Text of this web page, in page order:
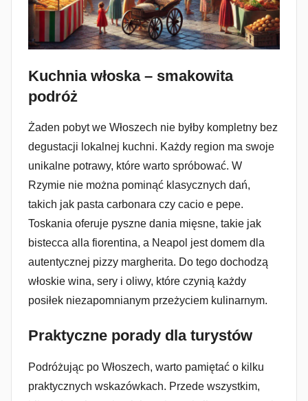
Kuchnia włoska – smakowita
podróż
Żaden pobyt we Włoszech nie byłby kompletny bez
degustacji lokalnej kuchni. Każdy region ma swoje
unikalne potrawy, które warto spróbować. W
Rzymie nie można pominąć klasycznych dań,
takich jak pasta carbonara czy cacio e pepe.
Toskania oferuje pyszne dania mięsne, takie jak
bistecca alla fiorentina, a Neapol jest domem dla
autentycznej pizzy margherita. Do tego dochodzą
włoskie wina, sery i oliwy, które czynią każdy
posiłek niezapomnianym przeżyciem kulinarnym.
Praktyczne porady dla turystów
Podróżując po Włoszech, warto pamiętać o kilku
praktycznych wskazówkach. Przede wszystkim,